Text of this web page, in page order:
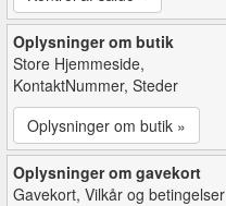
Oplysninger om butik
Store Hjemmeside,
KontaktNummer, Steder
Oplysninger om butik »
Oplysninger om gavekort
Gavekort, Vilkår og betingelser